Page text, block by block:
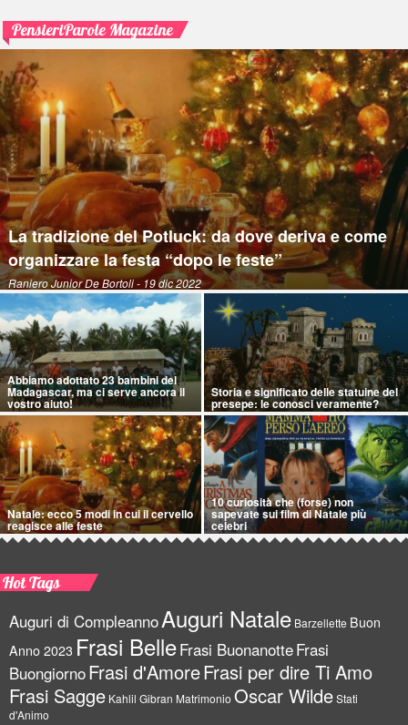
PensieriParole Magazine
La tradizione del Potluck: da dove deriva e come
organizzare la festa “dopo le feste”
Raniero Junior De Bortoli- 19 dic 2022
Abbiamo adottato 23 bambini del
Madagascar, ma ci serve ancora il
vostro aiuto!
Storia e significato delle statuine del
presepe: le conosci veramente?
Natale: ecco 5 modi in cui il cervello
reagisce alle feste
10 curiosità che (forse) non
sapevate sui film di Natale più
celebri
Hot Tags
Auguri di CompleannoAuguri Natale Barzellette Buon
Anno 2023 Frasi BelleFrasi BuonanotteFrasi
BuongiornoFrasi d'AmoreFrasi per dire Ti Amo
Frasi Sagge Kahlil Gibran Matrimonio Oscar WildeStati
d'Animo